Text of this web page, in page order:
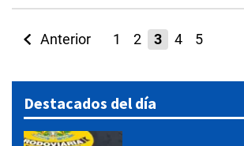
Anterior 1 2 3 4 5
Destacados del día